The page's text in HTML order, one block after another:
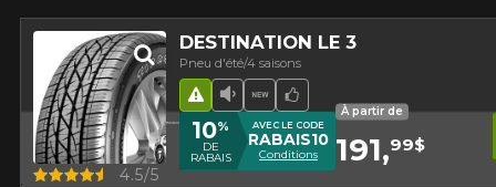
DESTINATION LE 3
Pneu d'été/4 saisons
Faible niveau sonore
Nouveau produit
Choix de l'équipe
Hasard routier
Aperçu 4.5/5
10%
DE
RABAIS
AVEC LE CODE
RABAIS10
Conditions
À partir de
191,99$